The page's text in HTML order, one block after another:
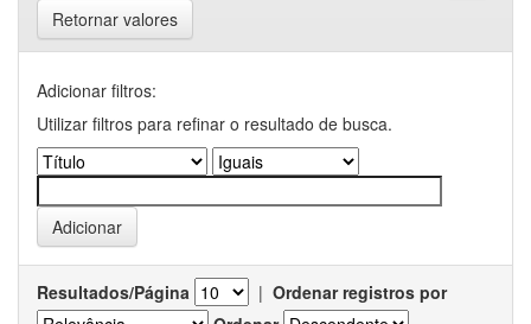
Retornar valores
Adicionar filtros:
Utilizar filtros para refinar o resultado de busca.
Resultados/Página | Ordenar registros por